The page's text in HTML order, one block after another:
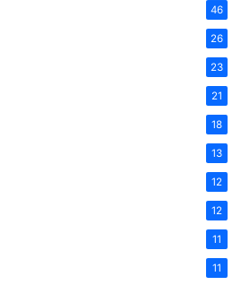
46
26
23
21
18
13
12
12
11
11